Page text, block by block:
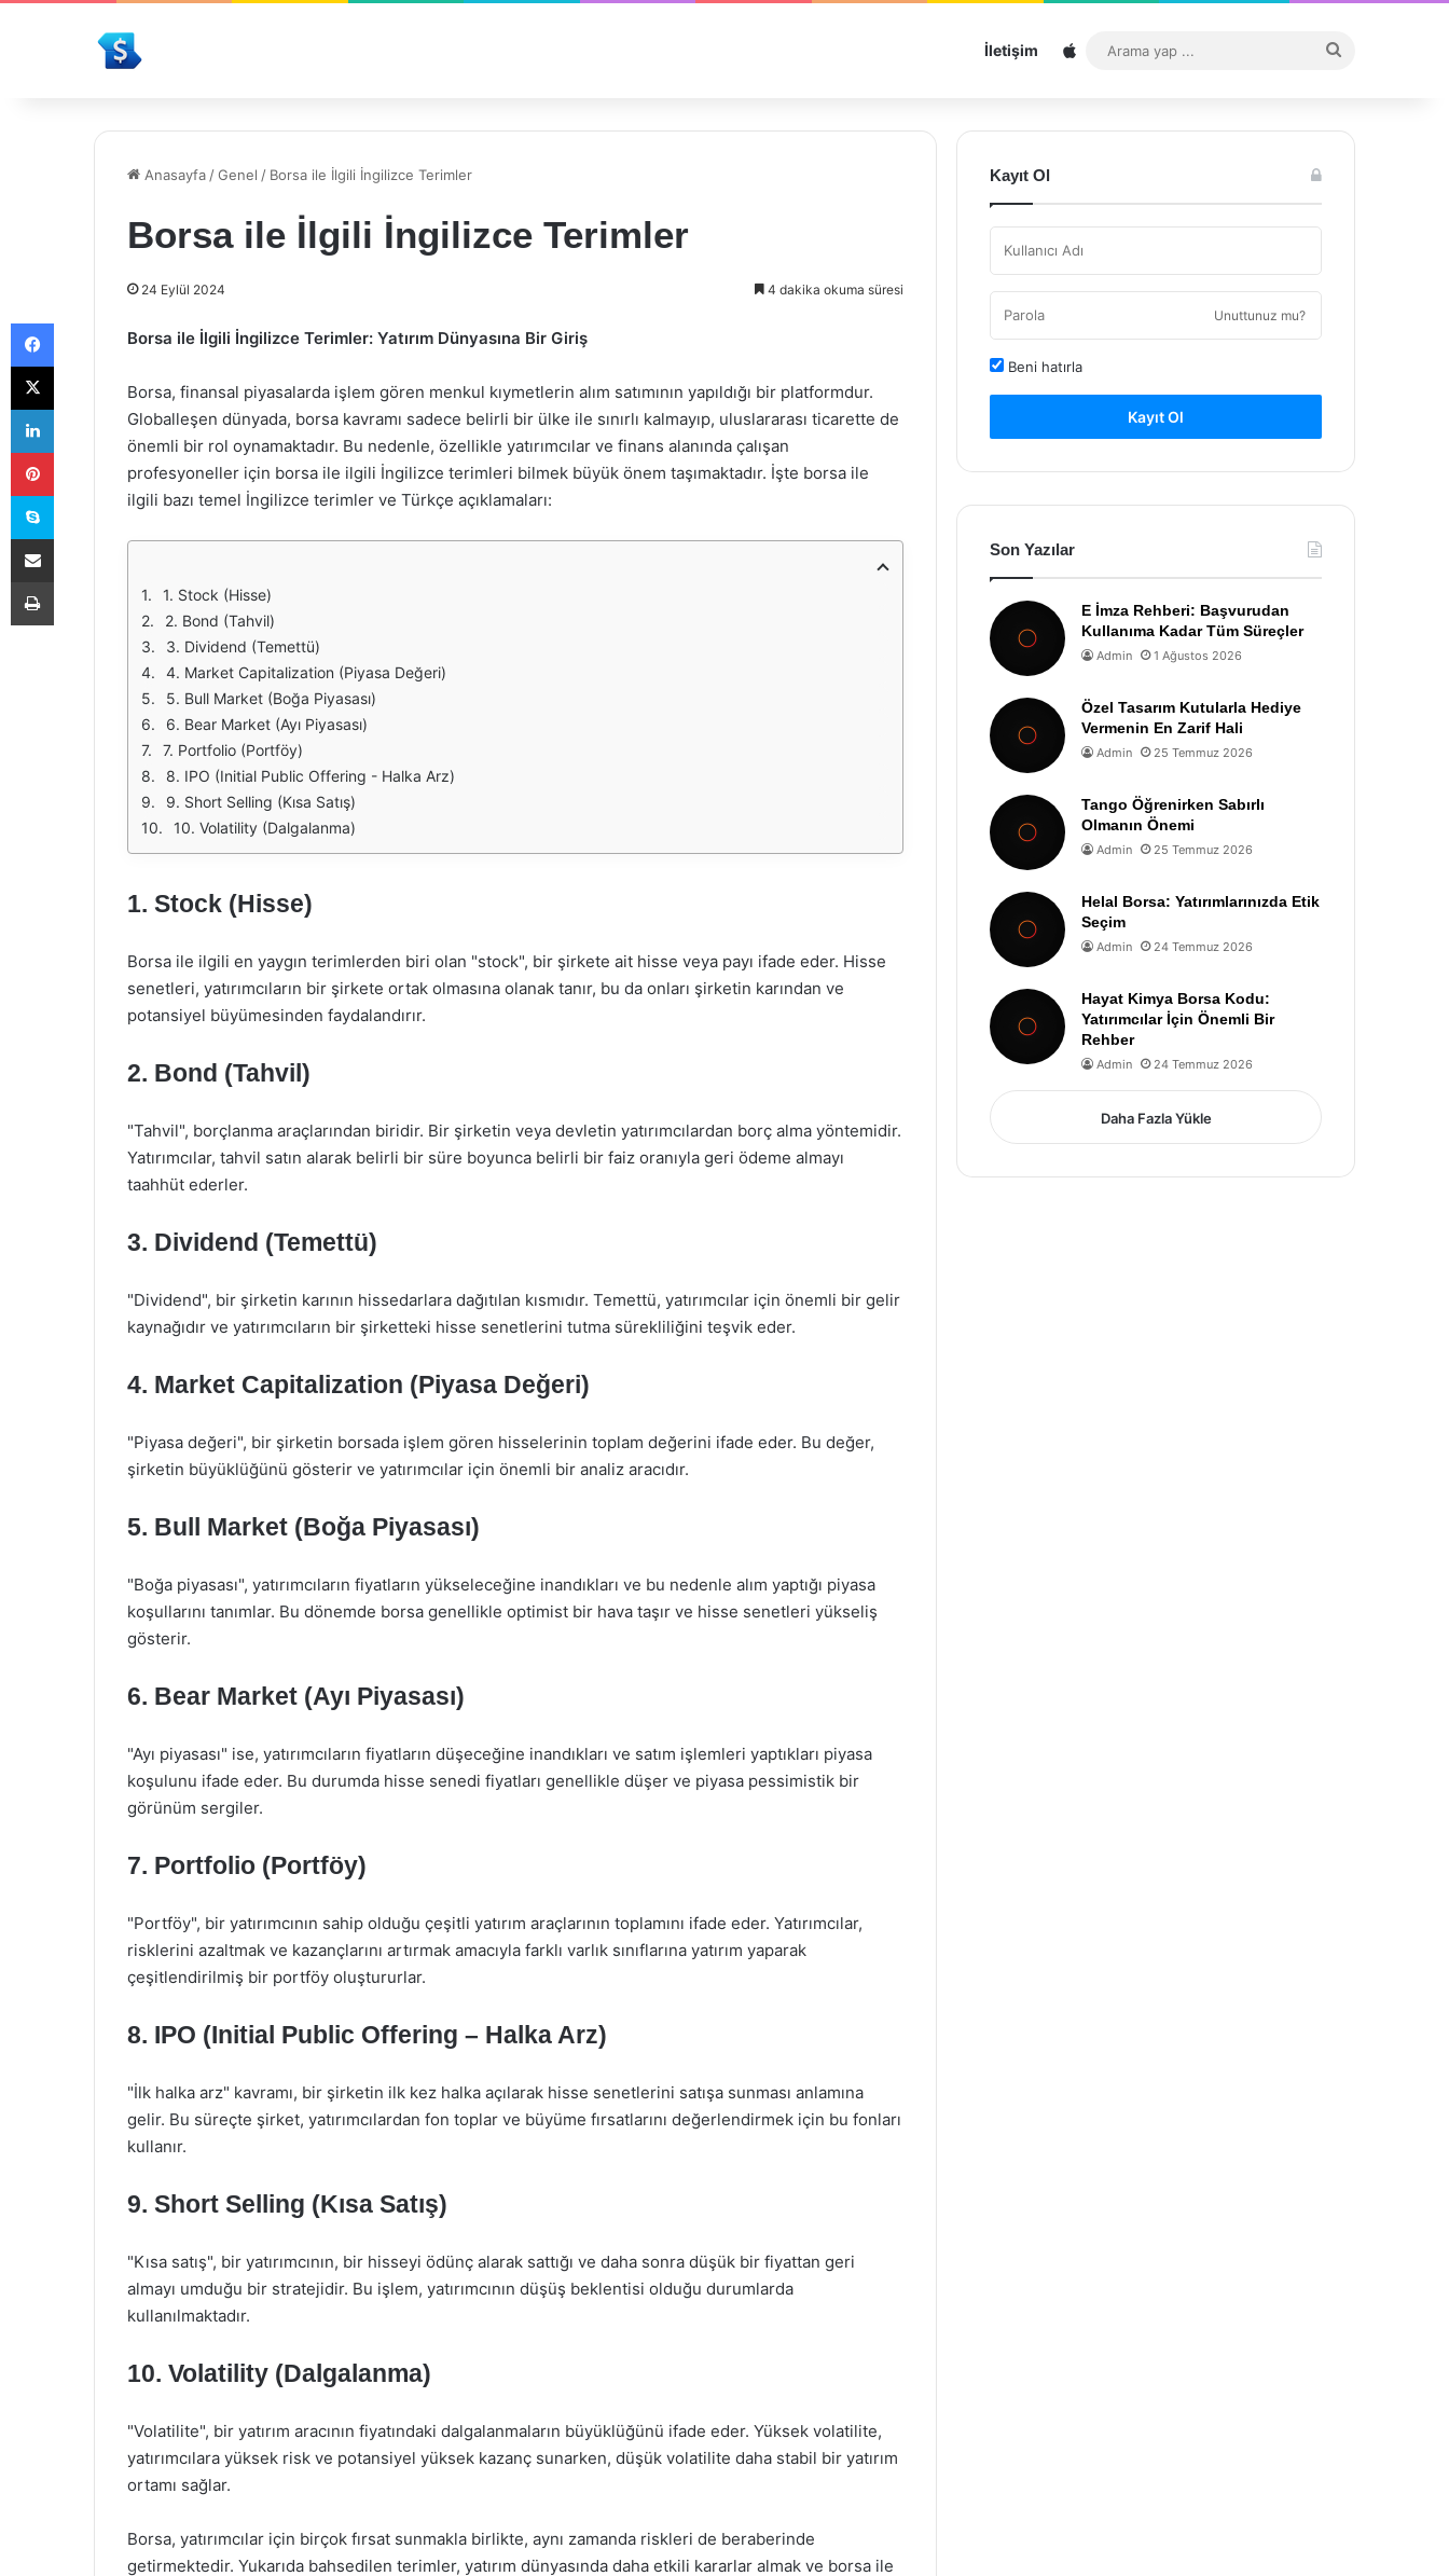
İletişim Sitemap
...
Anasayfa /Genel / Borsa ile İlgili İngilizce Terimler
Borsa ile İlgili İngilizce Terimler
24 Eylül 2024 4 dakika okuma süresi
Borsa ile İlgili İngilizce Terimler: Yatırım Dünyasına Bir Giriş
Borsa, finansal piyasalarda işlem gören menkul kıymetlerin alım satımının yapıldığı bir platformdur.
Globalleşen dünyada, borsa kavramı sadece belirli bir ülke ile sınırlı kalmayıp, uluslararası ticarette de
önemli bir rol oynamaktadır. Bu nedenle, özellikle yatırımcılar ve finans alanında çalışan
profesyoneller için borsa ile ilgili İngilizce terimleri bilmek büyük önem taşımaktadır. İşte borsa ile
ilgili bazı temel İngilizce terimler ve Türkçe açıklamaları:
1. Stock (Hisse)
2. Bond (Tahvil)
3. Dividend (Temettü)
4. Market Capitalization (Piyasa Değeri)
5. Bull Market (Boğa Piyasası)
6. Bear Market (Ayı Piyasası)
7. Portfolio (Portföy)
8. IPO (Initial Public Offering - Halka Arz)
9. Short Selling (Kısa Satış)
10. Volatility (Dalgalanma)
1. Stock (Hisse)
Borsa ile ilgili en yaygın terimlerden biri olan "stock", bir şirkete ait hisse veya payı ifade eder. Hisse
senetleri, yatırımcıların bir şirkete ortak olmasına olanak tanır, bu da onları şirketin karından ve
potansiyel büyümesinden faydalandırır.
2. Bond (Tahvil)
"Tahvil", borçlanma araçlarından biridir. Bir şirketin veya devletin yatırımcılardan borç alma yöntemidir.
Yatırımcılar, tahvil satın alarak belirli bir süre boyunca belirli bir faiz oranıyla geri ödeme almayı
taahhüt ederler.
3. Dividend (Temettü)
"Dividend", bir şirketin karının hissedarlara dağıtılan kısmıdır. Temettü, yatırımcılar için önemli bir gelir
kaynağıdır ve yatırımcıların bir şirketteki hisse senetlerini tutma sürekliliğini teşvik eder.
4. Market Capitalization (Piyasa Değeri)
"Piyasa değeri", bir şirketin borsada işlem gören hisselerinin toplam değerini ifade eder. Bu değer,
şirketin büyüklüğünü gösterir ve yatırımcılar için önemli bir analiz aracıdır.
5. Bull Market (Boğa Piyasası)
"Boğa piyasası", yatırımcıların fiyatların yükseleceğine inandıkları ve bu nedenle alım yaptığı piyasa
koşullarını tanımlar. Bu dönemde borsa genellikle optimist bir hava taşır ve hisse senetleri yükseliş
gösterir.
6. Bear Market (Ayı Piyasası)
"Ayı piyasası" ise, yatırımcıların fiyatların düşeceğine inandıkları ve satım işlemleri yaptıkları piyasa
koşulunu ifade eder. Bu durumda hisse senedi fiyatları genellikle düşer ve piyasa pessimistik bir
görünüm sergiler.
7. Portfolio (Portföy)
"Portföy", bir yatırımcının sahip olduğu çeşitli yatırım araçlarının toplamını ifade eder. Yatırımcılar,
risklerini azaltmak ve kazançlarını artırmak amacıyla farklı varlık sınıflarına yatırım yaparak
çeşitlendirilmiş bir portföy oluştururlar.
8. IPO (Initial Public Offering – Halka Arz)
"İlk halka arz" kavramı, bir şirketin ilk kez halka açılarak hisse senetlerini satışa sunması anlamına
gelir. Bu süreçte şirket, yatırımcılardan fon toplar ve büyüme fırsatlarını değerlendirmek için bu fonları
kullanır.
9. Short Selling (Kısa Satış)
"Kısa satış", bir yatırımcının, bir hisseyi ödünç alarak sattığı ve daha sonra düşük bir fiyattan geri
almayı umduğu bir stratejidir. Bu işlem, yatırımcının düşüş beklentisi olduğu durumlarda
kullanılmaktadır.
10. Volatility (Dalgalanma)
"Volatilite", bir yatırım aracının fiyatındaki dalgalanmaların büyüklüğünü ifade eder. Yüksek volatilite,
yatırımcılara yüksek risk ve potansiyel yüksek kazanç sunarken, düşük volatilite daha stabil bir yatırım
ortamı sağlar.
Borsa, yatırımcılar için birçok fırsat sunmakla birlikte, aynı zamanda riskleri de beraberinde
getirmektedir. Yukarıda bahsedilen terimler, yatırım dünyasında daha etkili kararlar almak ve borsa ile
Kayıt Ol
Unuttunuz mu?
Beni hatırla
Kayıt Ol
Son Yazılar
E İmza Rehberi: Başvurudan
Kullanıma Kadar Tüm Süreçler
Admin 1 Ağustos 2026
Özel Tasarım Kutularla Hediye
Vermenin En Zarif Hali
Admin 25 Temmuz 2026
Tango Öğrenirken Sabırlı
Olmanın Önemi
Admin 25 Temmuz 2026
Helal Borsa: Yatırımlarınızda Etik
Seçim
Admin 24 Temmuz 2026
Hayat Kimya Borsa Kodu:
Yatırımcılar İçin Önemli Bir
Rehber
Admin 24 Temmuz 2026
Daha Fazla Yükle
Facebook
X
LinkedIn
Pinterest
Skype
E-Posta ile paylaş